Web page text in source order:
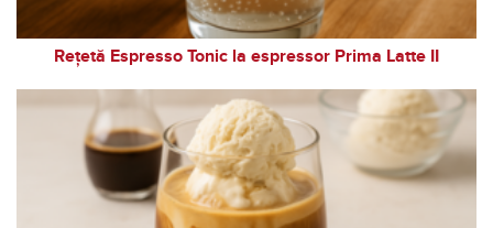
Rețetă Espresso Tonic la espressor Prima Latte II